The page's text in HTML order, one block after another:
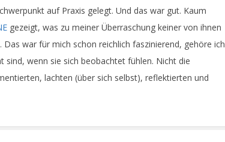
auf Praxis gelegt. Und das war gut. Kaum
gezeigt, was zu meiner Überraschung keiner von ihnen
war für mich schon reichlich faszinierend, gehöre ich
sind, wenn sie sich beobachtet fühlen. Nicht die
lachten (über sich selbst), reflektierten und